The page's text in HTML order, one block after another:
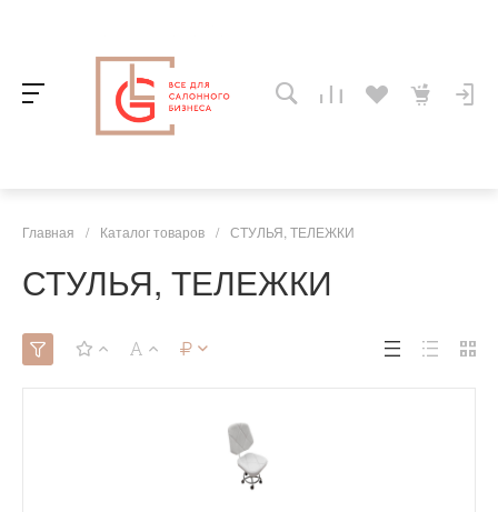
Главная / Каталог товаров / СТУЛЬЯ, ТЕЛЕЖКИ
СТУЛЬЯ, ТЕЛЕЖКИ